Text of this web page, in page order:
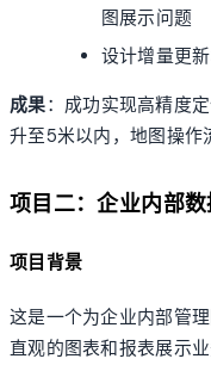
图展示问题
设计增量更
成果：成功实现高精度
升至5米以内，地图操作
项目二：企业内部
项目背景
这是一个为企业内部管
直观的图表和报表展示